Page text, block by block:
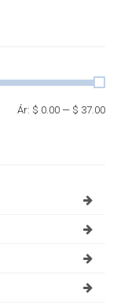
Ár: $ 0.00 — $ 37.00